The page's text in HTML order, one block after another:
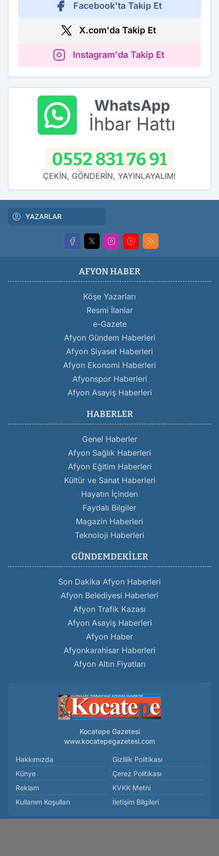
Facebook'ta Takip Et
X.com'da Takip Et
Instagram'da Takip Et
WhatsApp
İhbar Hattı
0552 831 76 91
ÇEKİN, GÖNDERİN, YAYINLAYALIM!
YAZARLAR
AFYON HABER
Köşe Yazarları
Resmi İlanlar
e-Gazete
Afyon Gündem Haberleri
Afyon Siyaset Haberleri
Afyon Ekonomi Haberleri
Afyonspor Haberleri
Afyon Asayiş Haberleri
HABERLER
Genel Haberler
Afyon Sağlık Haberleri
Afyon Eğitim Haberleri
Kültür ve Sanat Haberleri
Hayatın İçinden
Faydalı Bilgiler
Magazin Haberleri
Teknoloji Haberleri
GÜNDEMDEKILER
Son Dakika Afyon Haberleri
Afyon Belediyesi Haberleri
Afyon Trafik Kazası
Afyon Asayiş Haberleri
Afyon Haber
Afyonkarahisar Haberleri
Afyon Altın Fiyatları
Kocatepe Gazetesi
www.kocatepegazetesi.com
Hakkımızda
Künye
Reklam
Kullanım Koşulları
Gizlilik Politikası
Çerez Politikası
KVKK Metni
İletişim Bilgileri